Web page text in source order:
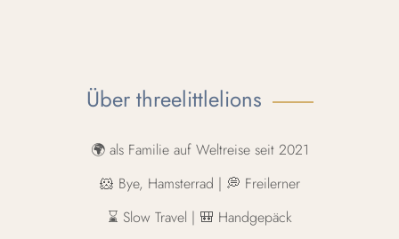
Über threelittlelions
🌍 als Familie auf Weltreise seit 2021
🐹 Bye, Hamsterrad | 💭 Freilerner
⌛️ Slow Travel | 🎒 Handgepäck